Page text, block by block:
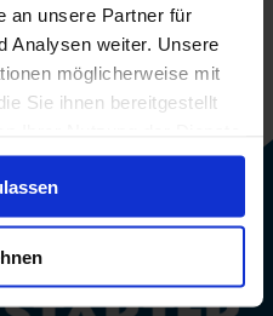
an unsere Partner für
Analysen weiter. Unsere
möglicherweise mit
Sie ihnen bereitgestellt